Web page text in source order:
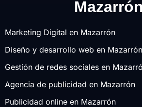
Mazarrón
Marketing Digital en Mazarrón
Diseño y desarrollo web en Mazarrón
Gestión de redes sociales en
Agencia de publicidad en Mazarrón
Publicidad online en Mazarrón